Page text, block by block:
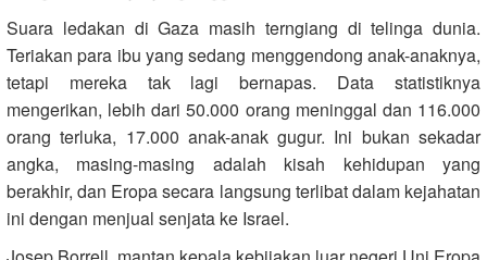
Suara ledakan di Gaza masih terngiang di telinga dunia.
Teriakan para ibu yang sedang menggendong anak-anaknya,
tetapi mereka tak lagi bernapas. Data statistiknya
mengerikan, lebih dari 50.000 orang meninggal dan 116.000
orang terluka, 17.000 anak-anak gugur. Ini bukan sekadar
angka, masing-masing adalah kisah kehidupan yang
berakhir, dan Eropa secara langsung terlibat dalam kejahatan
ini dengan menjual senjata ke Israel.